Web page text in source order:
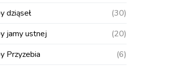
dziąseł
(30)
jamy ustnej
(20)
Przyzebia
(6)